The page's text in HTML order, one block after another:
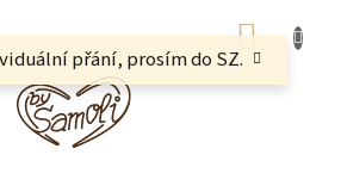
přání, prosím do SZ.